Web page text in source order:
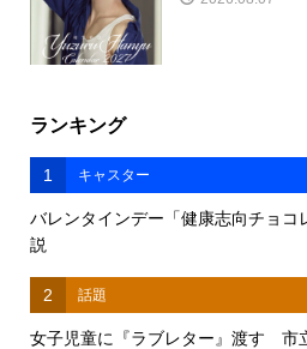
ランキング
1 キャスター
バレンタインデー「健康志向チョコ
説
2 話題
女子児童に『ラブレター』渡す 市